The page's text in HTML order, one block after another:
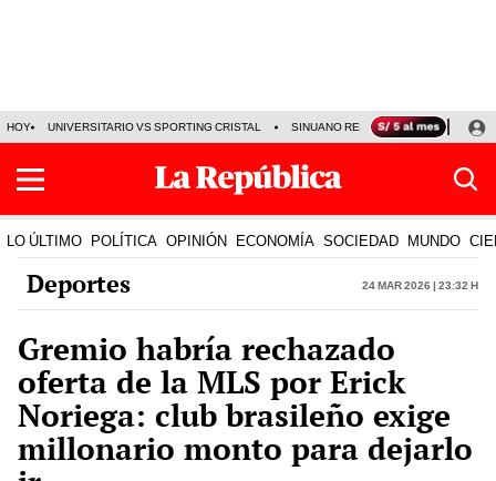
HOY UNIVERSITARIO VS SPORTING CRISTAL SINUANO RESULTADOS HOY
LO ÚLTIMO POLÍTICA OPINIÓN ECONOMÍA SOCIEDAD MUNDO
Deportes 24 Mar 2026 | 23:32 h
Gremio habría rechazado
oferta de la MLS por Erick
Noriega: club brasileño exige
millonario monto para dejarlo